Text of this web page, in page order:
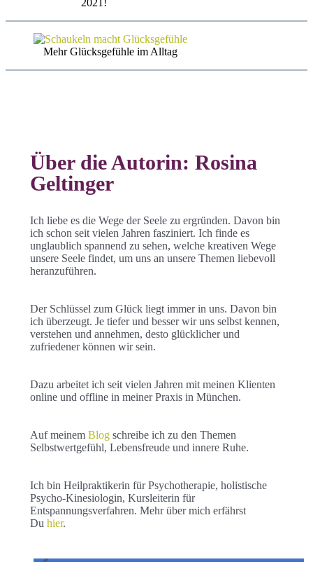
Mehr Glücksgefühle im Alltag
Über die Autorin: Rosina
Geltinger
Ich liebe es die Wege der Seele zu ergründen. Davon bin
ich schon seit vielen Jahren fasziniert. Ich finde es
unglaublich spannend zu sehen, welche kreativen Wege
unsere Seele findet, um uns an unsere Themen liebevoll
heranzuführen.
Der Schlüssel zum Glück liegt immer in uns. Davon bin
ich überzeugt. Je tiefer und besser wir uns selbst kennen,
verstehen und annehmen, desto glücklicher und
zufriedener können wir sein.
Dazu arbeitet ich seit vielen Jahren mit meinen Klienten
online und offline in meiner Praxis in München.
Auf meinem Blogschreibe ich zu den Themen
Selbstwertgefühl, Lebensfreude und innere Ruhe.
Ich bin Heilpraktikerin für Psychotherapie, holistische
Psycho-Kinesiologin, Kursleiterin für
Entspannungsverfahren. Mehr über mich erfährst
Du hier.